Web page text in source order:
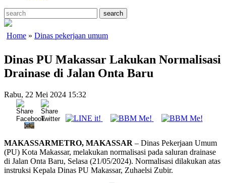
Home » Dinas pekerjaan umum
Dinas PU Makassar Lakukan Normalisasi
Drainase di Jalan Onta Baru
Rabu, 22 Mei 2024 15:32
MAKASSARMETRO, MAKASSAR – Dinas Pekerjaan Umum
(PU) Kota Makassar, melakukan normalisasi pada saluran drainase
di Jalan Onta Baru, Selasa (21/05/2024). Normalisasi dilakukan atas
instruksi Kepala Dinas PU Makassar, Zuhaelsi Zubir.